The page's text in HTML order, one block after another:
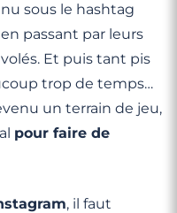
sous le hashtag
passant par leurs
Et puis tant pis
trop de temps…
un terrain de jeu,
pour faire de
, il faut